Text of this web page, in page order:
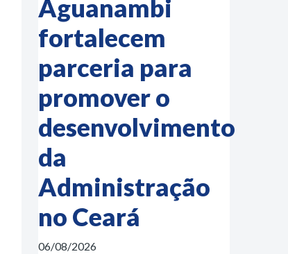
Aguanambi
fortalecem
parceria para
promover o
desenvolvimento
da
Administração
no Ceará
06/08/2026